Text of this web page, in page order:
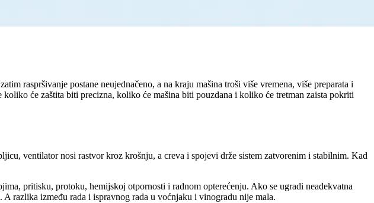
raspršivanje postane neujednačeno, a na kraju mašina troši više vremena, više preparata i
će zaštita biti precizna, koliko će mašina biti pouzdana i koliko će tretman zaista pokriti
ventilator nosi rastvor kroz krošnju, a creva i spojevi drže sistem zatvorenim i stabilnim. Kad
pritisku, protoku, hemijskoj otpornosti i radnom opterećenju. Ako se ugradi neadekvatna
razlika između rada i ispravnog rada u voćnjaku i vinogradu nije mala.